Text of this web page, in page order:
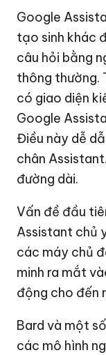
Google
tạo sinh khác
câu hỏi bằng
thông thường.
có giao diện
Google
Điều này dễ
chân
đường dài.
Vấn đề đầu
Assistant chủ
các máy chủ
minh ra mắt
động cho đến
Bard và một
các mô hình